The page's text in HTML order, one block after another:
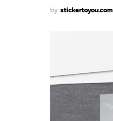
by stickertoyou.com